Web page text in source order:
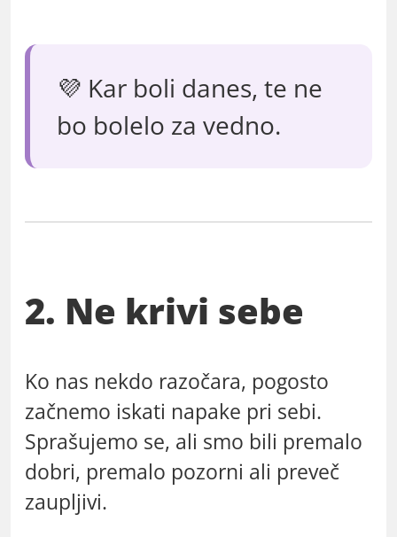
💜 Kar boli danes, te ne
bo bolelo za vedno.
2. Ne krivi sebe
Ko nas nekdo razočara, pogosto
začnemo iskati napake pri sebi.
Sprašujemo se, ali smo bili premalo
dobri, premalo pozorni ali preveč
zaupljivi.